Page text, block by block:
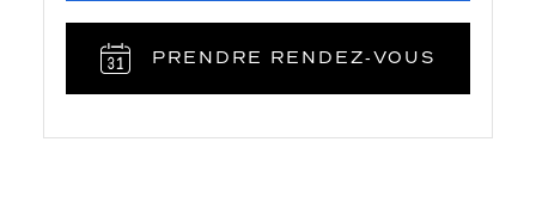
PRENDRE RENDEZ‑VOUS